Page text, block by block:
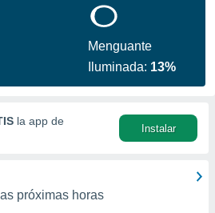
Menguante
Iluminada: 13%
la app de
Instalar
próximas horas